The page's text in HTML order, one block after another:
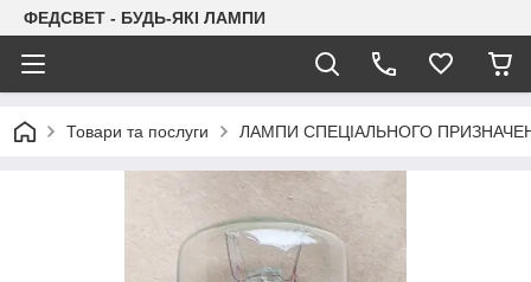
ФЕДСВЕТ - БУДЬ-ЯКІ ЛАМПИ
Товари та послуги ЛАМПИ СПЕЦІАЛЬНОГО